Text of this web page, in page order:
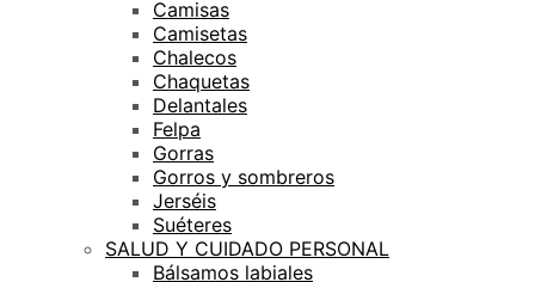
Camisas
Camisetas
Chalecos
Chaquetas
Delantales
Felpa
Gorras
Gorros y sombreros
Jerséis
Suéteres
SALUD Y CUIDADO PERSONAL
Bálsamos labiales